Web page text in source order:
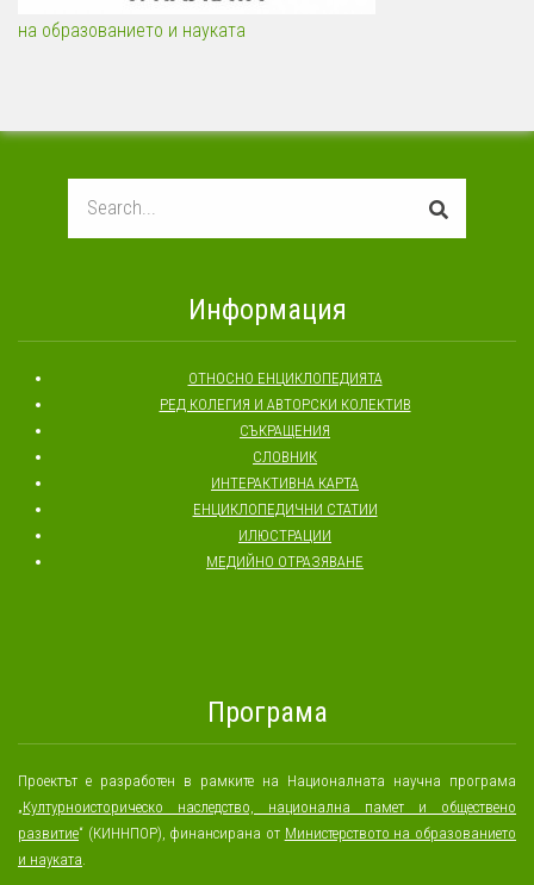
на образованието и науката
Информация
ОТНОСНО ЕНЦИКЛОПЕДИЯТА
РЕД КОЛЕГИЯ И АВТОРСКИ КОЛЕКТИВ
СЪКРАЩЕНИЯ
СЛОВНИК
ИНТЕРАКТИВНА КАРТА
ЕНЦИКЛОПЕДИЧНИ СТАТИИ
ИЛЮСТРАЦИИ
МЕДИЙНО ОТРАЗЯВАНЕ
Програма
Проектът е разработен в рамките на Националната научна програма
„Културноисторическо наследство, национална памет и обществено
развитие“ (КИННПОР), финансирана от Министерството на образованието
и науката.